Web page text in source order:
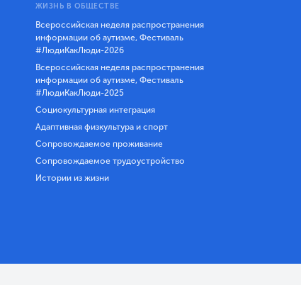
ЖИЗНЬ В ОБЩЕСТВЕ
Всероссийская неделя распространения
информации об аутизме, Фестиваль
#ЛюдиКакЛюди-2026
Всероссийская неделя распространения
информации об аутизме, Фестиваль
#ЛюдиКакЛюди-2025
Социокультурная интеграция
Адаптивная физкультура и спорт
Сопровождаемое проживание
Сопровождаемое трудоустройство
Истории из жизни